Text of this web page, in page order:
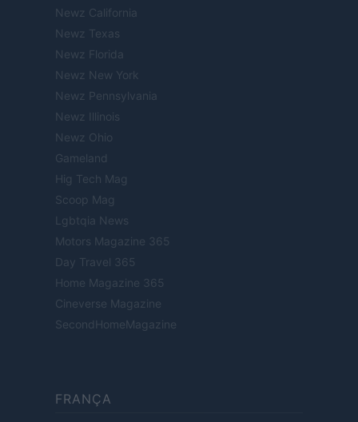
Newz California
Newz Texas
Newz Florida
Newz New York
Newz Pennsylvania
Newz Illinois
Newz Ohio
Gameland
Hig Tech Mag
Scoop Mag
Lgbtqia News
Motors Magazine 365
Day Travel 365
Home Magazine 365
Cineverse Magazine
SecondHomeMagazine
FRANÇA